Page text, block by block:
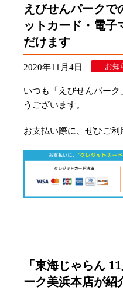
えびせんパークで
ットカード・電子
だけます
2020年11月4日 お知
いつも「えびせんパー
うございます。
お支払い際に、ぜひご利
「東海じゃらん
ーク美浜本店が紹